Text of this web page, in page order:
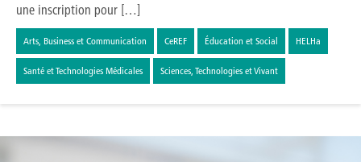
une inscription pour […]
Arts, Business et Communication CeREF Éducation et Social HELHa
Santé et Technologies Médicales Sciences, Technologies et Vivant